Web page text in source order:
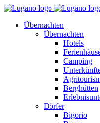
Übernachten
Übernachten
Hotels
Camping
Berghütten
Dörfer
Bigorio